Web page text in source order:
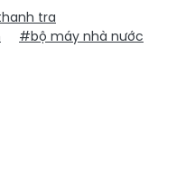
tra
#bộ máy nhà nước